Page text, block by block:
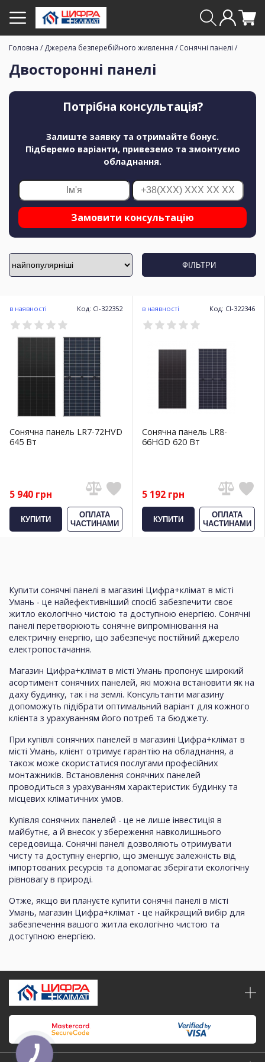
Головна / Джерела безперебійного живлення / Сонячні панелі /
Двосторонні панелі
Потрібна консультація?
Залиште заявку та отримайте бонус.
Підберемо варіанти, привеземо та змонтуємо
обладнання.
Замовити консультацію
Купити сонячні панелі в магазині Цифра+клімат в місті
Умань - це найефективніший спосіб забезпечити своє
житло екологічно чистою та доступною енергією. Сонячні
панелі перетворюють сонячне випромінювання на
електричну енергію, що забезпечує постійний джерело
електропостачання.
Магазин Цифра+клімат в місті Умань пропонує широкий
асортимент сонячних панелей, які можна встановити як на
даху будинку, так і на землі. Консультанти магазину
допоможуть підібрати оптимальний варіант для кожного
клієнта з урахуванням його потреб та бюджету.
При купівлі сонячних панелей в магазині Цифра+клімат в
місті Умань, клієнт отримує гарантію на обладнання, а
також може скористатися послугами професійних
монтажників. Встановлення сонячних панелей
проводиться з урахуванням характеристик будинку та
місцевих кліматичних умов.
Купівля сонячних панелей - це не лише інвестиція в
майбутнє, а й внесок у збереження навколишнього
середовища. Сонячні панелі дозволяють отримувати
чисту та доступну енергію, що зменшує залежність від
імпортованих ресурсів та допомагає зберігати екологічну
рівновагу в природі.
Отже, якщо ви плануєте купити сонячні панелі в місті
Умань, магазин Цифра+клімат - це найкращий вибір для
забезпечення вашого житла екологічно чистою та
доступною енергією.
в наявності Код: CI-322352
Сонячна панель LR7-72HVD
645 Вт
5 940 грн
КУПИТИ
ОПЛАТА
ЧАСТИНАМИ
в наявності Код: CI-322346
Сонячна панель LR8-
66HGD 620 Вт
5 192 грн
КУПИТИ
ОПЛАТА
ЧАСТИНАМИ
ФІЛЬТРИ